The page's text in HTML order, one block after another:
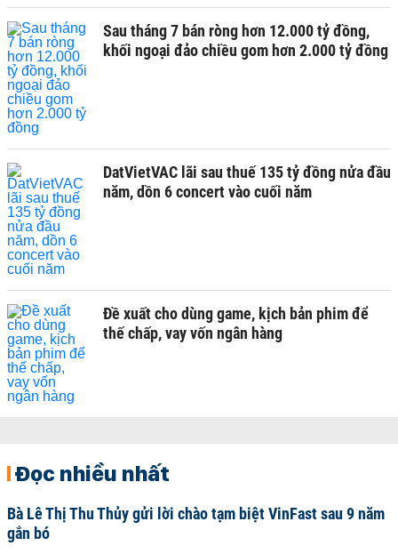
Sau tháng 7 bán ròng hơn 12.000 tỷ đồng,
khối ngoại đảo chiều gom hơn 2.000 tỷ đồng
DatVietVAC lãi sau thuế 135 tỷ đồng nửa đầu
năm, dồn 6 concert vào cuối năm
Đề xuất cho dùng game, kịch bản phim để
thế chấp, vay vốn ngân hàng
Đọc nhiều nhất
Bà Lê Thị Thu Thủy gửi lời chào tạm biệt VinFast sau 9 năm
gắn bó